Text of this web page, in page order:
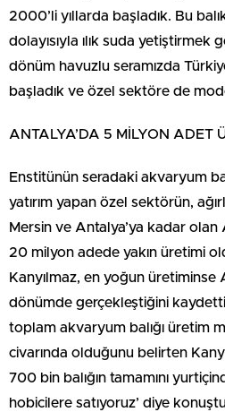
2000’li yıllarda başladık. Bu
dolayısıyla ılık suda yetiştirmek
dönüm havuzlu seramızda
başladık ve özel sektöre de
ANTALYA’DA 5 MİLYON ADET
Enstitünün seradaki akvaryum
yatırım yapan özel sektörün,
Mersin ve Antalya’ya kadar olan
20 milyon adede yakın üretimi
Kanyılmaz, en yoğun üretiminse
dönümde gerçekleştiğini kaydetti.
toplam akvaryum balığı üretim
civarında olduğunu belirten
700 bin balığın tamamını
hobicilere satıyoruz’ diye